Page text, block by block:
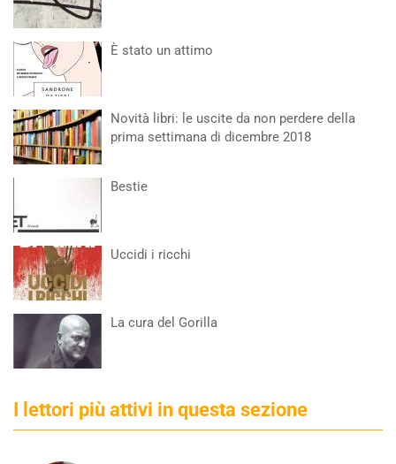
È stato un attimo
Novità libri: le uscite da non perdere della
prima settimana di dicembre 2018
Bestie
Uccidi i ricchi
La cura del Gorilla
I lettori più attivi in questa sezione